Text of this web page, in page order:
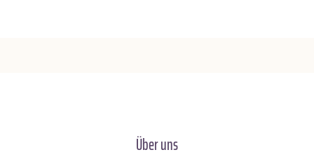
Über uns